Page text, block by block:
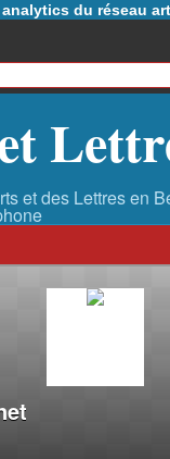
du réseau